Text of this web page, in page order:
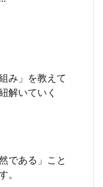
み」を教えて
解いていく
である」こと
。